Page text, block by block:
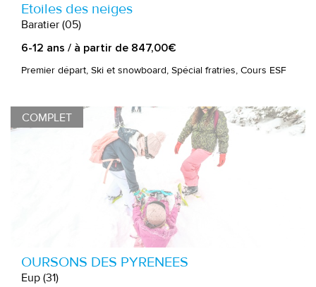
Etoiles des neiges
Baratier (05)
6-12 ans / à partir de 847,00€
Premier départ, Ski et snowboard, Spécial fratries, Cours ESF
COMPLET
OURSONS DES PYRENEES
Eup (31)